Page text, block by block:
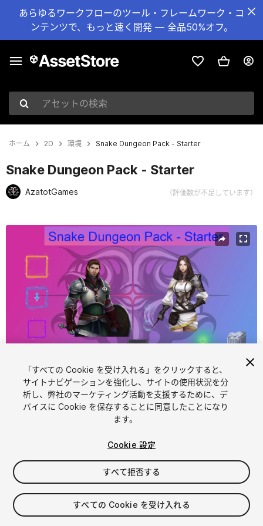
あらゆるワークフローのツール・フレームワーク・コ
ンテンツで、もっと速く開発 — 全品50%オフ。
アセットの検索
ホーム 2D 環境 Snake Dungeon Pack - Starter
Snake Dungeon Pack - Starter
AzatotGames （評価数が不足しています）
現在のスライド：1 / 3
1 /3
$4.99
消費税は決済時に計算されます
「すべての Cookie を受け入れる」をクリックすると、
サイトナビゲーションを強化し、サイトの使用状況を分
析し、弊社のマーケティング活動を支援するために、デ
バイスに Cookie を保存することに同意したことになり
ます。
Cookie 設定
すべて拒否する
すべての Cookie を受け入れる